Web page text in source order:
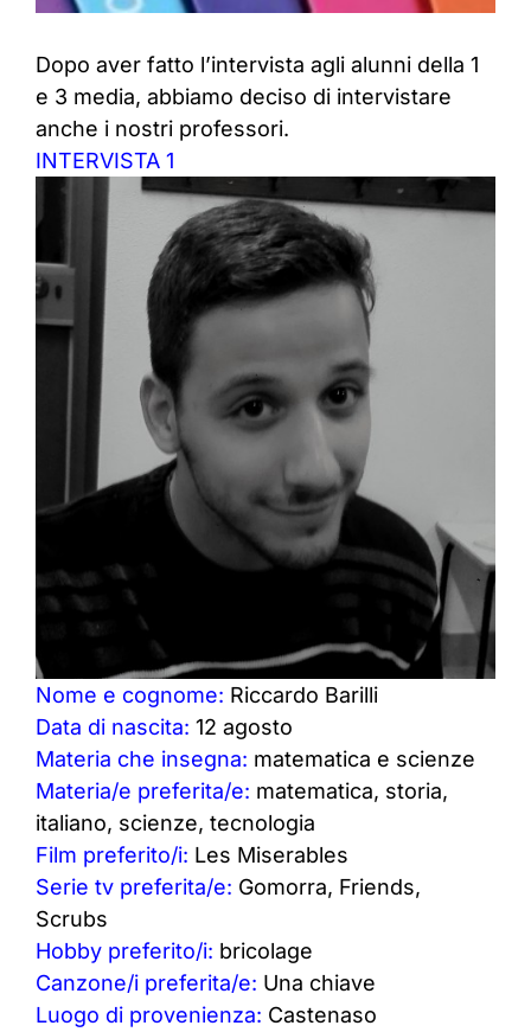
Dopo aver fatto l’intervista agli alunni della 1
e 3 media, abbiamo deciso di intervistare
anche i nostri professori.
INTERVISTA 1
Nome e cognome: Riccardo Barilli
Data di nascita: 12 agosto
Materia che insegna: matematica e scienze
Materia/e preferita/e: matematica, storia,
italiano, scienze, tecnologia
Film preferito/i: Les Miserables
Serie tv preferita/e: Gomorra, Friends,
Scrubs
Hobby preferito/i: bricolage
Canzone/i preferita/e: Una chiave
Luogo di provenienza: Castenaso